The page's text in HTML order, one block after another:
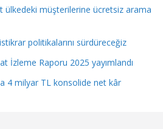
ülkedeki müşterilerine ücretsiz arama
politikalarını sürdüreceğiz
İzleme Raporu 2025 yayımlandı
4 milyar TL konsolide net kâr